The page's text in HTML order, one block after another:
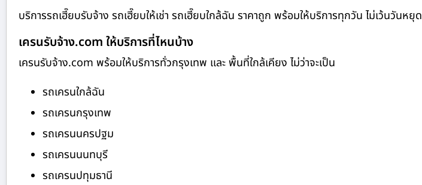
บริการรถเฮี๊ยบรับจ้าง รถเฮี๊ยบให้เช่า รถเฮี๊ยบใกล้ฉัน ราคาถูก พร้อมให้บริการทุกวัน ไม่เว้นวันหยุด
เครนรับจ้าง.com ให้บริการที่ไหนบ้าง
เครนรับจ้าง.com พร้อมให้บริการทั่วกรุงเทพ และ พื้นที่ใกล้เคียง ไม่ว่าจะเป็น
รถเครนใกล้ฉัน
รถเครนกรุงเทพ
รถเครนนครปฐม
รถเครนนนทบุรี
รถเครนปทุมธานี